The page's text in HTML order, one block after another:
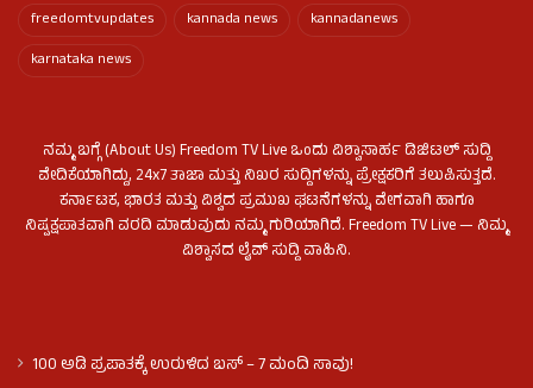
freedomtvupdates
kannada news
kannadanews
karnataka news
ನಮ್ಮ ಬಗ್ಗೆ (About Us) Freedom TV Live ಒಂದು ವಿಶ್ವಾಸಾರ್ಹ ಡಿಜಿಟಲ್ ಸುದ್ದಿ
ವೇದಿಕೆಯಾಗಿದ್ದು, 24x7 ತಾಜಾ ಮತ್ತು ನಿಖರ ಸುದ್ದಿಗಳನ್ನು ಪ್ರೇಕ್ಷಕರಿಗೆ ತಲುಪಿಸುತ್ತದೆ.
ಕರ್ನಾಟಕ, ಭಾರತ ಮತ್ತು ವಿಶ್ವದ ಪ್ರಮುಖ ಘಟನೆಗಳನ್ನು ವೇಗವಾಗಿ ಹಾಗೂ
ನಿಷ್ಪಕ್ಷಪಾತವಾಗಿ ವರದಿ ಮಾಡುವುದು ನಮ್ಮ ಗುರಿಯಾಗಿದೆ. Freedom TV Live — ನಿಮ್ಮ
ವಿಶ್ವಾಸದ ಲೈವ್ ಸುದ್ದಿ ವಾಹಿನಿ.
100 ಅಡಿ ಪ್ರಪಾತಕ್ಕೆ ಉರುಳಿದ ಬಸ್‌ – 7 ಮಂದಿ ಸಾವು!